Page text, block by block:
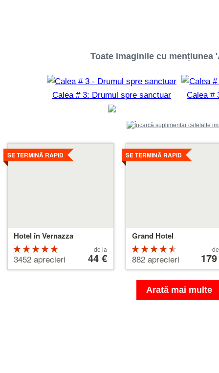
Toate imaginile cu mențiunea
Calea # 3: Drumul spre sanctuar Calea #
Hotel în Vernazza
SE TERMINĂ RAPID
5 din 5
3452 aprecieri
44 €
de la
44 €
Detalii
Grand Hotel
SE TERMINĂ RAPID
4.5 din 5
882 aprecieri
179 €
Detalii
Arată mai multe